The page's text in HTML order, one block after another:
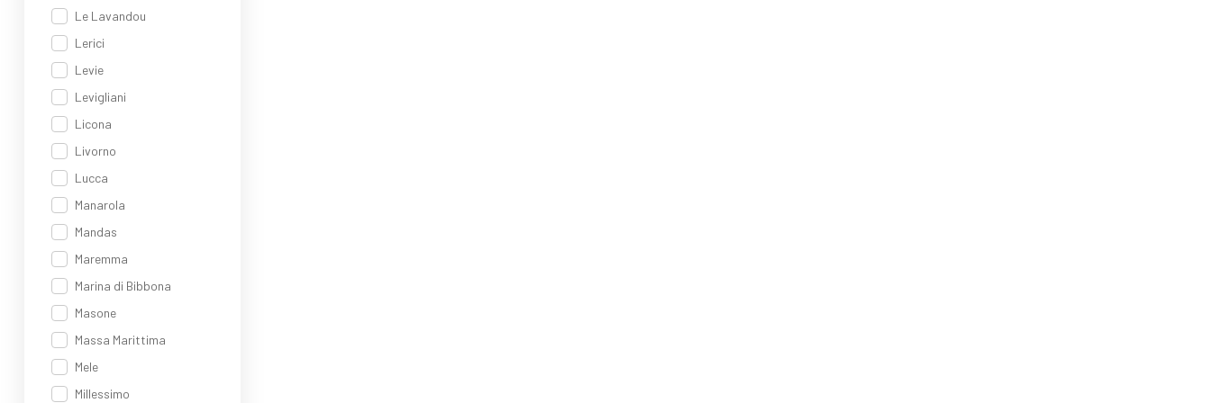
Le Lavandou
Lerici
Levie
Levigliani
Licona
Livorno
Lucca
Manarola
Mandas
Maremma
Marina di Bibbona
Masone
Massa Marittima
Mele
Millessimo